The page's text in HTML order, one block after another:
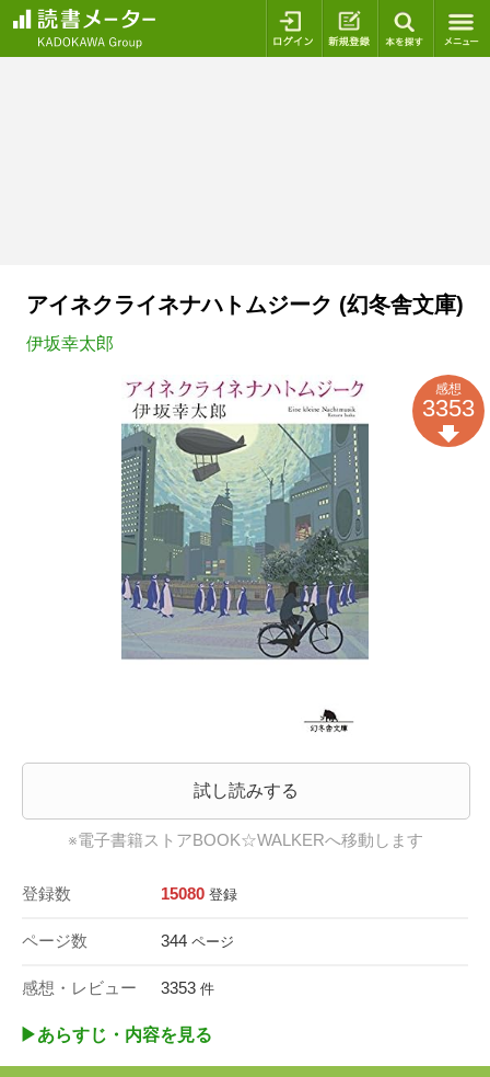
ログイン 新規登録
アイネクライネナハトムジーク (幻冬舎文庫)
伊坂幸太郎
試し読みする
※電子書籍ストアBOOK☆WALKERへ移動します
登録数 15080 登録
ページ数 344 ページ
感想・レビュー 3353 件
感想
3353
▶︎あらすじ・内容を見る